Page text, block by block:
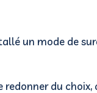
un mode de
du